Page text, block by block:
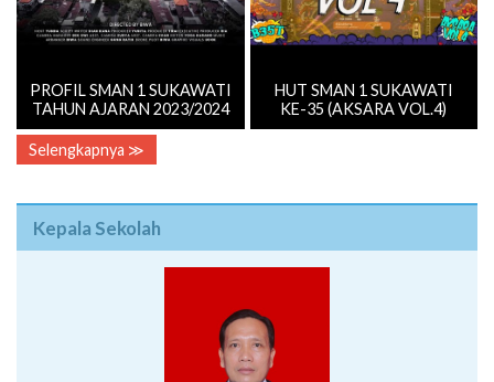
PROFIL SMAN 1 SUKAWATI
TAHUN AJARAN 2023/2024
HUT SMAN 1 SUKAWATI
KE-35 (AKSARA VOL.4)
Selengkapnya ≫
Kepala Sekolah